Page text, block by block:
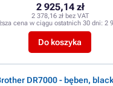
2 925,14 zł
2 378,16 zł bez VAT
cena w ciągu ostatnich 30 dni: 2
Do koszyka
DR7000 - bęben,